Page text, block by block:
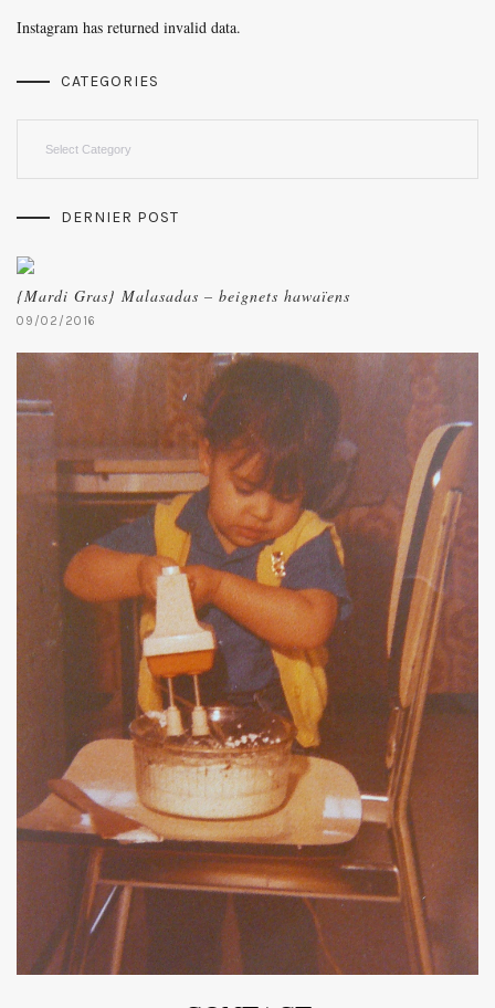
Instagram has returned invalid data.
CATEGORIES
DERNIER POST
{Mardi Gras} Malasadas – beignets hawaïens
09/02/2016